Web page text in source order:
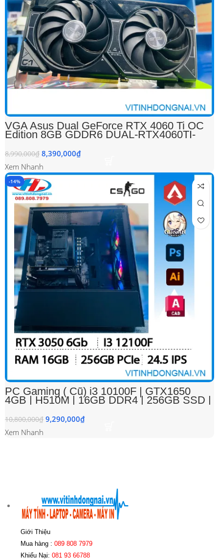
VGA Asus Dual GeForce RTX 4060 Ti OC
Edition 8GB GDDR6 DUAL-RTX4060TI-
8,990,000₫ 8,390,000₫
Xem Nhanh
-14%
PC Gaming ( Cũ) i3 10100F | GTX1650
4GB | H510M | 16GB DDR4 | 256GB SSD |
500W | 24 Icnh
10,800,000₫ 9,290,000₫
Xem Nhanh
Giới Thiệu
Mua hàng : 089 808 7979
Khiếu Nại: 081 93 66788